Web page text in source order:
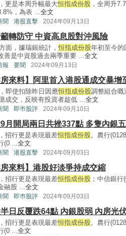
更是本周升幅最大恒指成份股 ，全周升
，為表 ...全文
聞 港股直擊 2024年09月13日
轉防守 中資高息股對沖風險
面，據瑞銀統計，恒指成份股年初至今的
善是中資股過去兩季重要 ...全文
報 要聞 2024年09月13日
房來料】阿里首入港股通成交暴增
即使扣除昨日因應恒指成份股調整組合嘅
成交，反映有投資者趁低 ...全文
聞 即巿股評 2024年09月10日
月開局兩日共挫337點 多隻內銀
招行更是表現最差恒指成份股。農行
(0 ...全文
聞 港股直擊 2024年09月03日
房來料】港股好淡爭持成交縮
招行更是表現最差恒指成份股 ；中信銀
融股 ...全文
聞 即巿股評 2024年09月03日
日反覆跌64點 內銀股弱 內房光
招行更是表現最差恒指成份股。農行
(0 ...全文